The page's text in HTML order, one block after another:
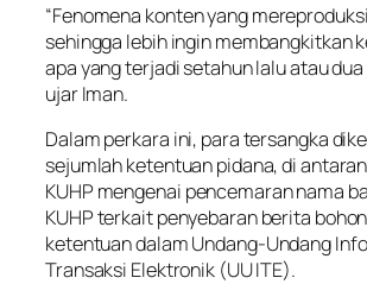
“Fenomena konten yang
sehingga lebih ingin membangkitkan
apa yang terjadi setahun lalu atau dua
ujar Iman.
Dalam perkara ini, para tersangka
sejumlah ketentuan pidana, di
KUHP mengenai pencemaran nama
KUHP terkait penyebaran berita
ketentuan dalam Undang-Undang
Transaksi Elektronik (UU ITE).